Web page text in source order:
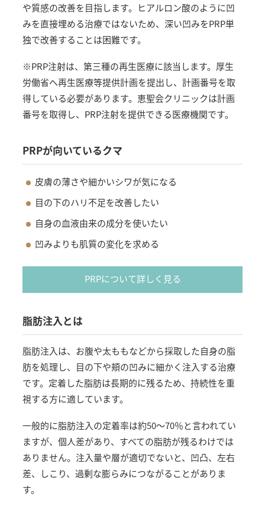
や質感の改善を目指します。ヒアルロン酸のように凹
みを直接埋める治療ではないため、深い凹みをPRP単
独で改善することは困難です。
※PRP注射は、第三種の再生医療に該当します。厚生
労働省へ再生医療等提供計画を提出し、計画番号を取
得している必要があります。恵聖会クリニックは計画
番号を取得し、PRP注射を提供できる医療機関です。
PRPが向いているクマ
皮膚の薄さや細かいシワが気になる
目の下のハリ不足を改善したい
自身の血液由来の成分を使いたい
凹みよりも肌質の変化を求める
PRPについて詳しく見る
脂肪注入とは
脂肪注入は、お腹や太ももなどから採取した自身の脂
肪を処理し、目の下や頬の凹みに細かく注入する治療
です。定着した脂肪は長期的に残るため、持続性を重
視する方に適しています。
一般的に脂肪注入の定着率は約50〜70％と言われてい
ますが、個人差があり、すべての脂肪が残るわけでは
ありません。注入量や層が適切でないと、凹凸、左右
差、しこり、過剰な膨らみにつながることがありま
す。